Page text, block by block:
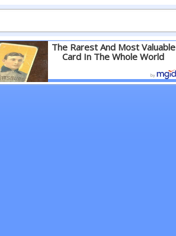
The Rarest And Most Valuable
Card In The Whole World
Детальніше